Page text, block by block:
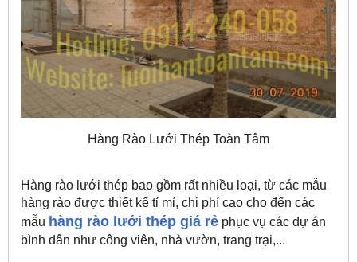
Hàng Rào Lưới Thép Toàn Tâm
Hàng rào lưới thép bao gồm rất nhiều loại, từ các mẫu
hàng rào được thiết kế tỉ mỉ, chi phí cao cho đến các
mẫu hàng rào lưới thép giá rẻ phục vụ các dự án
bình dân như công viên, nhà vườn, trang trại,...